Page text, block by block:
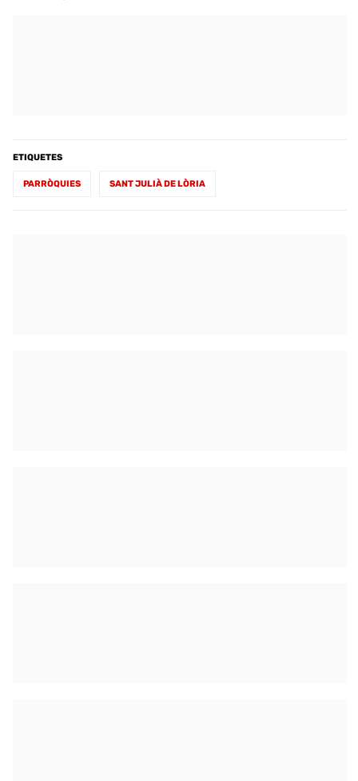
ETIQUETES
PARRÒQUIES SANT JULIÀ DE LÒRIA